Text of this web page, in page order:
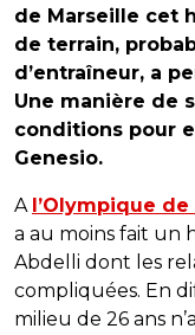
de Marseille cet
de terrain,
d’entraîneur, a
Une manière de
conditions pour
Genesio.
A l’Olympique
a au moins fait un
Abdelli dont les
compliquées. En
milieu de 26 ans